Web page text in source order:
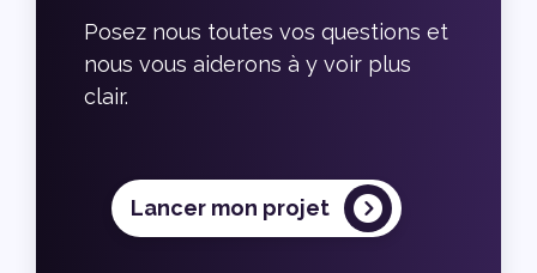
Posez nous toutes vos questions et
nous vous aiderons à y voir plus
clair.
Lancer mon projet